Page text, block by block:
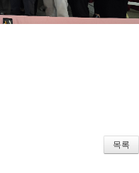
목록